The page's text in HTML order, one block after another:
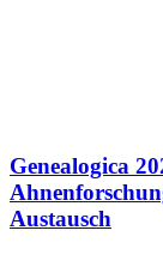
Genealogica
Austausch